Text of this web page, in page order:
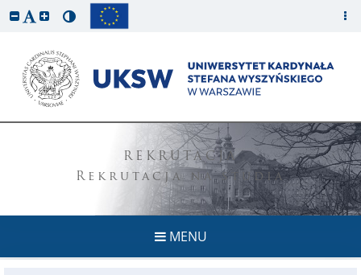
REKRUTACJA
Rekrutacja na studia
MENU